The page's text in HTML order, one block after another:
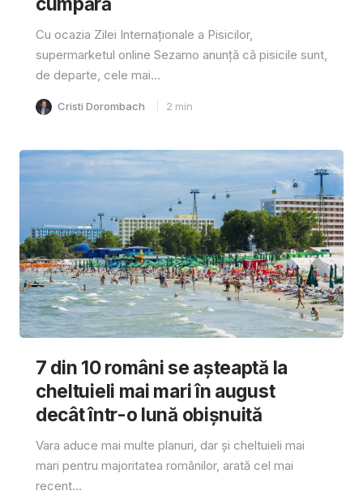
Cu ocazia Zilei Internaționale a Pisicilor,
supermarketul online Sezamo anunță că pisicile sunt,
de departe, cele mai...
Cristi Dorombach 2 min
7 din 10 români se așteaptă la
cheltuieli mai mari în august
decât într-o lună obișnuită
Vara aduce mai multe planuri, dar și cheltuieli mai
mari pentru majoritatea românilor, arată cel mai
recent...